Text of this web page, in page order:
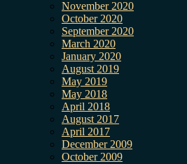
November 2020
October 2020
September 2020
March 2020
January 2020
August 2019
May 2019
May 2018
April 2018
August 2017
April 2017
December 2009
October 2009